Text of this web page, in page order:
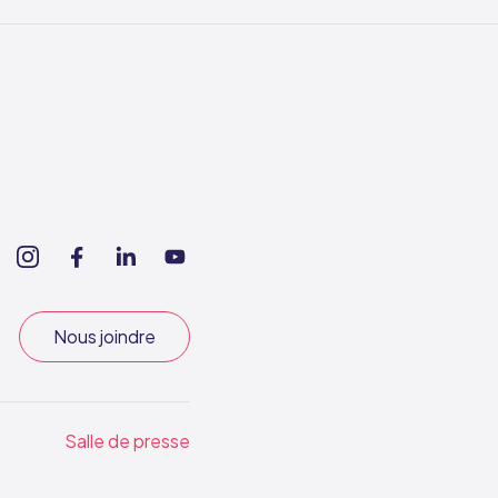
Nous joindre
Salle de presse